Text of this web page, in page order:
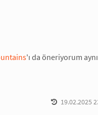
'ı da öneriyorum
19.02.2025